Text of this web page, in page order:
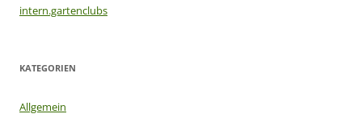
intern.gartenclubs
KATEGORIEN
Allgemein